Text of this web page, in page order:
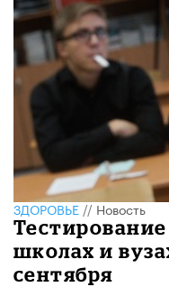
ЗДОРОВЬЕ//Новость
школах и
сентября